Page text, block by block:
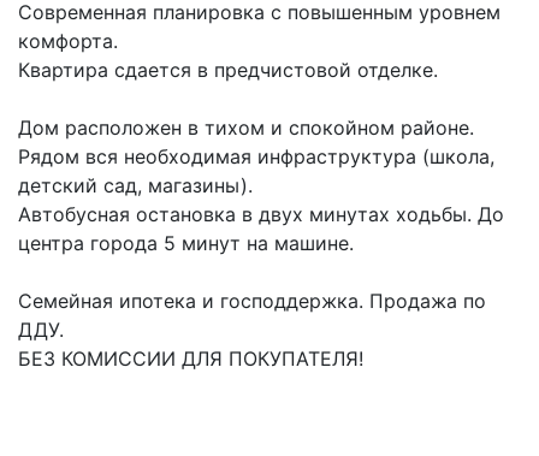
Современная планировка с повышенным уровнем
комфорта.
Квартира сдается в предчистовой отделке.
Дом расположен в тихом и спокойном районе.
Рядом вся необходимая инфраструктура (школа,
детский сад, магазины).
Автобусная остановка в двух минутах ходьбы. До
центра города 5 минут на машине.
Семейная ипотека и господдержка. Продажа по
ДДУ.
БЕЗ КОМИССИИ ДЛЯ ПОКУПАТЕЛЯ!